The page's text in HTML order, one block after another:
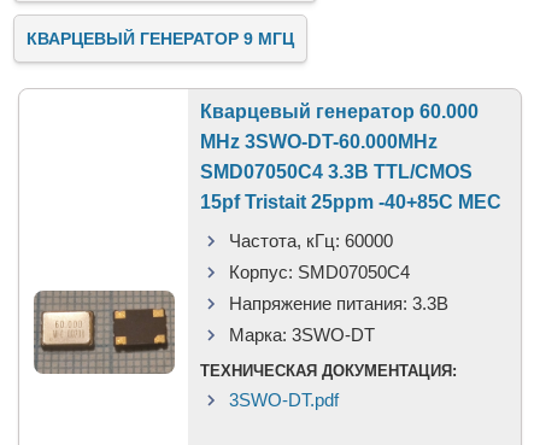
КВАРЦЕВЫЙ ГЕНЕРАТОР 9 МГЦ
Кварцевый генератор 60.000
MHz 3SWO-DT-60.000MHz
SMD07050C4 3.3В TTL/CMOS
15pf Tristait 25ppm -40+85C МЕС
Частота, кГц: 60000
Корпус: SMD07050C4
Напряжение питания: 3.3В
Марка: 3SWO-DT
ТЕХНИЧЕСКАЯ ДОКУМЕНТАЦИЯ:
3SWO-DT.pdf